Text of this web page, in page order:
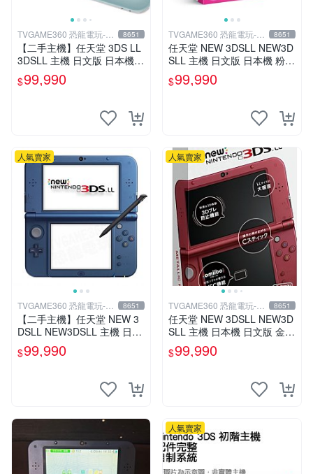
TVGAME360 恐龍電玩-台
中店
8651
【二手主機】任天堂 3DS LL
3DSLL 主機 日文版 日本機
日規機 薄荷白 附充電器 裸裝
【台中恐龍電玩】
$99,990
TVGAME360 恐龍電玩-台
中店
8651
任天堂 NEW 3DSLL NEW3D
SLL 主機 日文版 日本機 粉紅
白 送充電器 保護貼【台中恐
龍電玩】
$99,990
人氣賣家
TVGAME360 恐龍電玩-台
中店
8651
【二手主機】任天堂 NEW 3
DSLL NEW3DSLL 主機 日本
機 日文版 金屬藍 附贈充電器
裸裝【台中恐龍電玩】
$99,990
人氣賣家
TVGAME360 恐龍電玩-台
中店
8651
任天堂 NEW 3DSLL NEW3D
SLL 主機 日本機 日文版 金屬
紅 附贈充電器 保護貼【台中
恐龍電玩】
$99,990
人氣賣家